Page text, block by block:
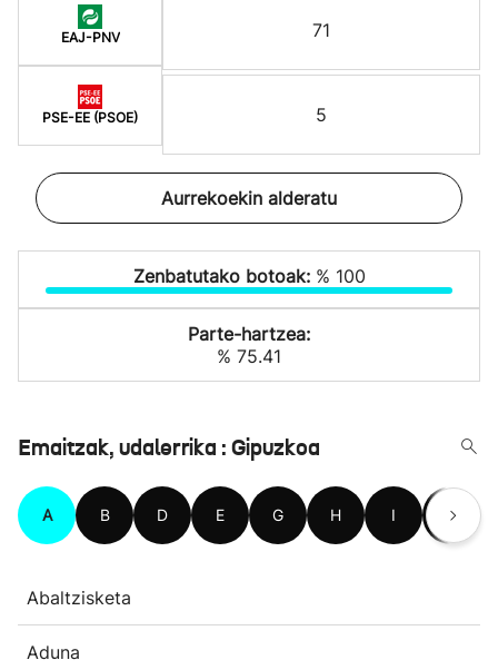
EAJ-PNV
PSE-EE (PSOE)
71
5
Aurrekoekin alderatu
Zenbatutako botoak: % 100
Parte-hartzea:
% 75.41
Emaitzak, udalerrika : Gipuzkoa
A B D E G H I L
Abaltzisketa
Aduna